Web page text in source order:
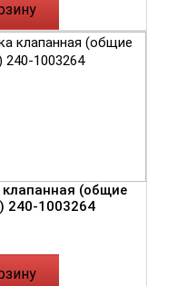
(общие
240-1003264